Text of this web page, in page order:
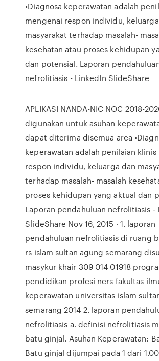
•Diagnosa keperawatan adalah
mengenai respon individu,
masyarakat terhadap masalah-
kesehatan atau proses kehidupan
dan potensial. Laporan
nefrolitiasis - LinkedIn SlideShare
APLIKASI NANDA-NIC NOC 2018-
digunakan untuk asuhan
dapat diterima disemua area
keperawatan adalah penilaian
respon individu, keluarga dan
terhadap masalah- masalah
proses kehidupan yang aktual dan
Laporan pendahuluan nefrolitiasis -
SlideShare Nov 16, 2015 · 1. laporan
pendahuluan nefrolitiasis di ruang
rs islam sultan agung semarang
masykur khair 309 014 01918
pendidikan profesi ners fakultas
keperawatan universitas islam
semarang 2014 2. laporan
nefrolitiasis a. definisi nefrolitiasis
batu ginjal. Asuhan Keperawatan:
Batu ginjal dijumpai pada 1 dari